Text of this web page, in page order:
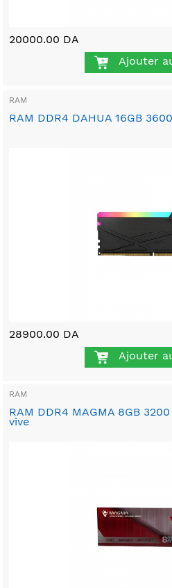
20000.00 DA
Ajouter
RAM
RAM DDR4 DAHUA 16GB
28900.00 DA
Ajouter
RAM
RAM DDR4 MAGMA 8GB
vive